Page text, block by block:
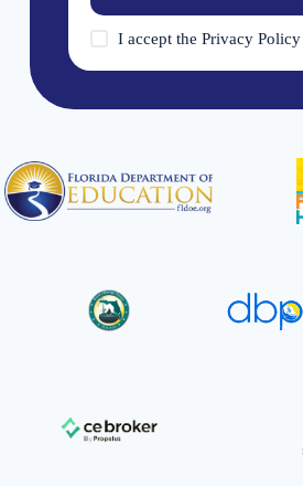
I accept thePrivacy Policy